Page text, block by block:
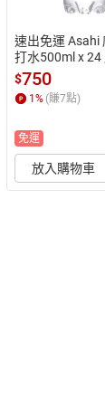
速出免運 Asahi
打水500ml x 24
$750
1% (賺7點)
免運
放入購物車